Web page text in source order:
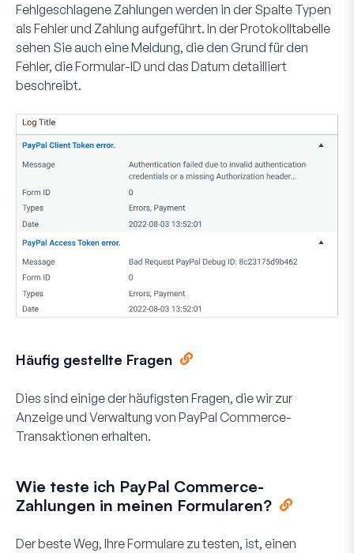
Fehlgeschlagene Zahlungen werden in der Spalte Typen
als Fehlerund Zahlung aufgeführt. In der Protokolltabelle
sehen Sie auch eine Meldung, die den Grund für den
Fehler, die Formular-ID und das Datum detailliert
beschreibt.
Häufig gestellte Fragen
Dies sind einige der häufigsten Fragen, die wir zur
Anzeige und Verwaltung von PayPal Commerce-
Transaktionen erhalten.
Wie teste ich PayPal Commerce-
Zahlungen in meinen Formularen?
Der beste Weg, Ihre Formulare zu testen, ist, einen